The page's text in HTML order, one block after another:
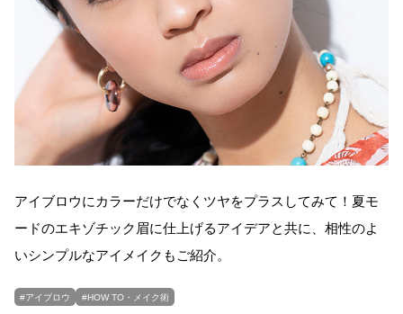
FEATURE
【2026年最新版デパコス】
UVカットだけじゃない！
多機能・快適な日焼け止め12選
26/05/29
KEYWORD
#スキンケア
#パーソナルカラー
#ヘアメイク監修
#HOW TO・メイク術
#ファンデーション
#新作・限定品
アイブロウにカラーだけでなくツヤをプラスしてみて！夏モ
ードのエキゾチック眉に仕上げるアイデアと共に、相性のよ
いシンプルなアイメイクもご紹介。
#アイブロウ #HOW TO・メイク術